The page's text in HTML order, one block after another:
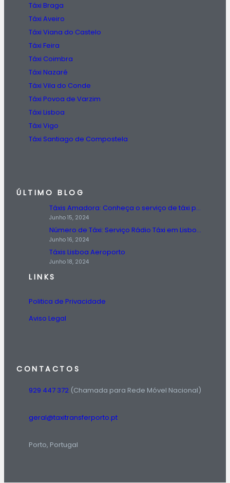
Táxi Braga
Táxi Aveiro
Táxi Viana do Castelo
Táxi Feira
Táxi Coimbra
Táxi Nazaré
Táxi Vila do Conde
Táxi Povoa de Varzim
Táxi Lisboa
Táxi Vigo
Táxi Santiago de Compostela
ÚLTIMO BLOG
Táxis Amadora: Conheça o serviço de táxi prestado na região da Amadora.
Junho 15, 2024
Número de Táxi: Serviço Rádio Táxi em Lisboa, Entre em Contato Agora!
Junho 16, 2024
Táxis Lisboa Aeroporto
Junho 18, 2024
LINKS
Politica de Privacidade
Aviso Legal
CONTACTOS
929 447 372 (Chamada para Rede Móvel Nacional)
geral@taxitransferporto.pt
Porto, Portugal